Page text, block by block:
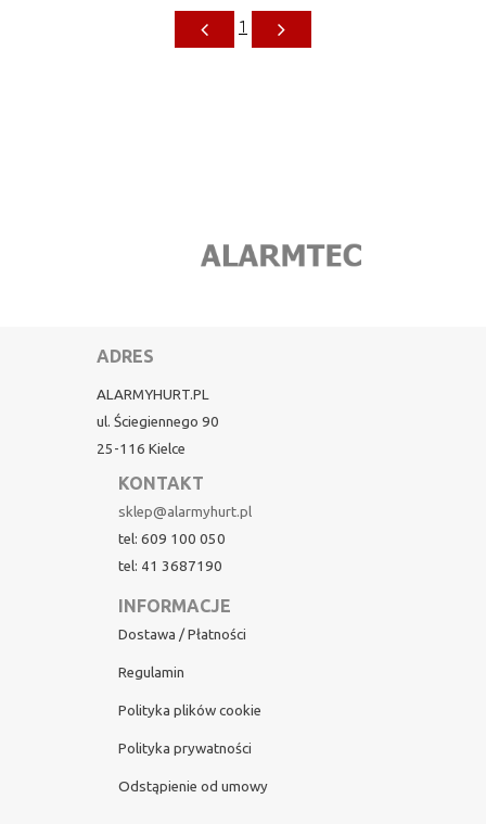
1
ADRES
ALARMYHURT.PL
ul. Ściegiennego 90
25-116 Kielce
KONTAKT
sklep@alarmyhurt.pl
tel: 609 100 050
tel: 41 3687190
INFORMACJE
Dostawa / Płatności
Regulamin
Polityka plików cookie
Polityka prywatności
Odstąpienie od umowy